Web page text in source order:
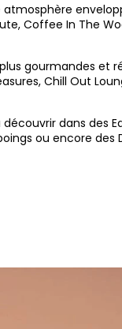
Coffee In The
gourmandes et
Chill Out
dans des
ou encore des